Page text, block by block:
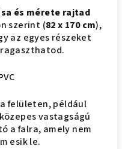
és mérete rajtad
szerint (82 x 170 cm),
az egyes részeket
felületen, például
vastagságú
a falra, amely nem
esik le.